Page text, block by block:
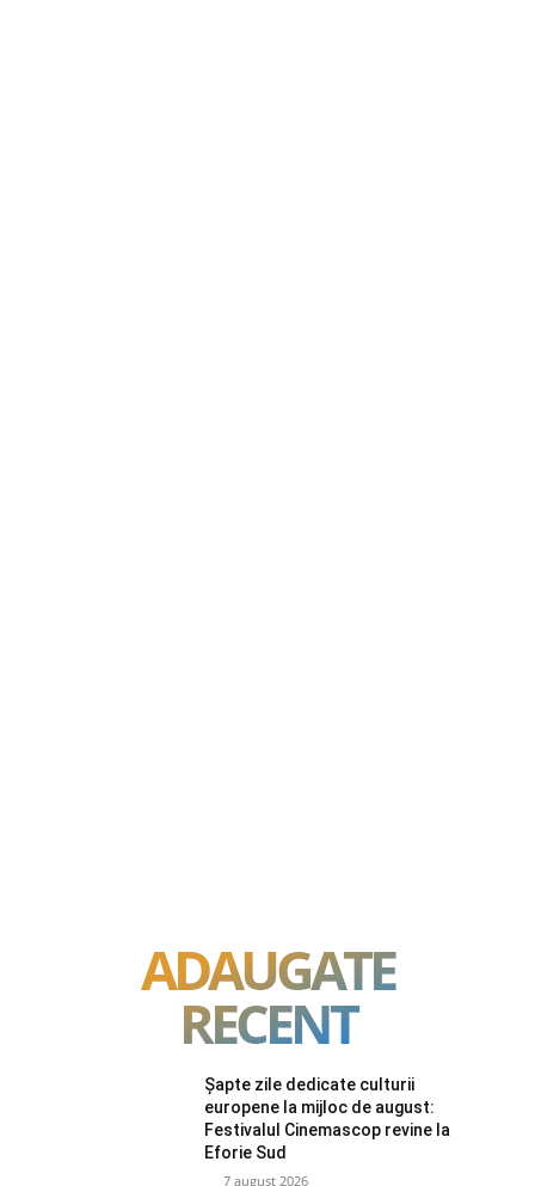
ADAUGATE
RECENT
Șapte zile dedicate culturii
europene la mijloc de august:
Festivalul Cinemascop revine la
Eforie Sud
7 august 2026